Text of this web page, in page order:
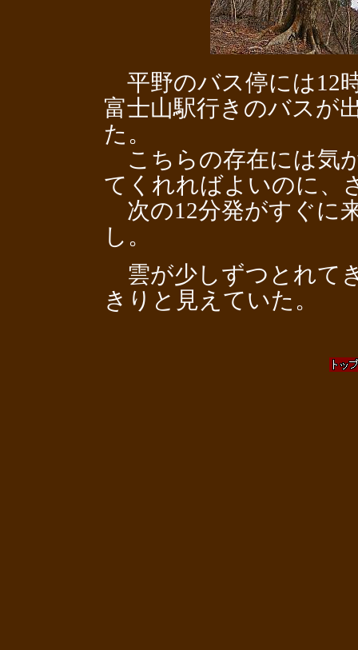
平野のバス停には12
富士山駅行きのバスが
た。
こちらの存在には気
てくれればよいのに、
次の12分発がすぐに
し。
雲が少しずつとれて
きりと見えていた。